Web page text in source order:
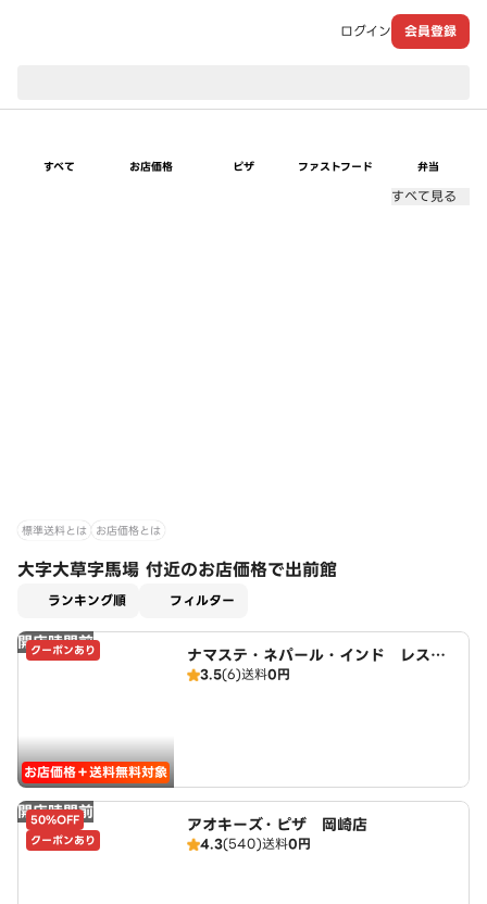
ログイン 会員登録
すべて お店価格 ピザ ファストフード 弁当
すべて見る
標準送料とは お店価格とは
大字大草字馬場 付近のお店価格で出前館
ランキング順 フィルター
開店時間前
クーポンあり
お店価格＋送料無料対象
ナマステ・ネパール・インド レスト
ラン
3.5(6)送料0円
開店時間前
50%OFF
クーポンあり
アオキーズ・ピザ 岡崎店
4.3(540)送料0円